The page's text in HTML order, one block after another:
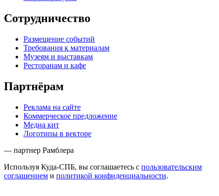
Сотрудничество
Размещение событий
Требования к материалам
Музеям и выставкам
Ресторанам и кафе
Партнёрам
Реклама на сайте
Коммерческое предложение
Медиа кит
Логотипы в векторе
— партнер Рамблера
Используя Куда-СПБ, вы соглашаетесь с пользовательским
соглашением и политикой конфиденциальности.